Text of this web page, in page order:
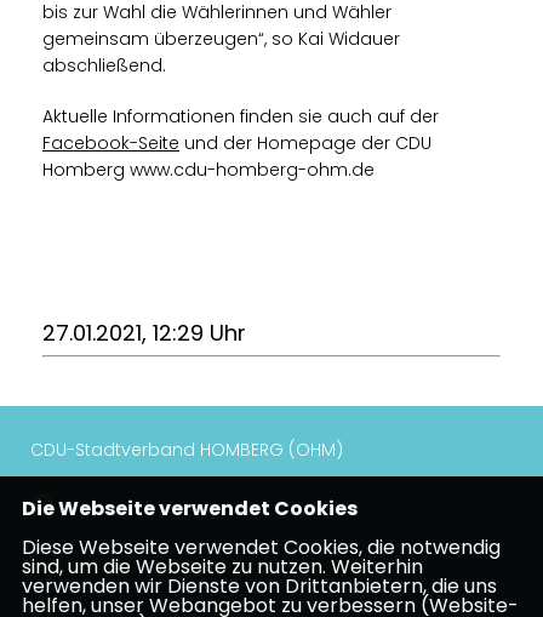
bis zur Wahl die Wählerinnen und Wähler
gemeinsam überzeugen“, so Kai Widauer
abschließend.
Aktuelle Informationen finden sie auch auf der
Facebook-Seite und der Homepage der CDU
Homberg www.cdu-homberg-ohm.de
27.01.2021, 12:29 Uhr
CDU-Stadtverband HOMBERG (OHM)
Impressum Datenschutz Kontakt
Die Webseite verwendet Cookies
Diese Webseite verwendet Cookies, die notwendig
sind, um die Webseite zu nutzen. Weiterhin
verwenden wir Dienste von Drittanbietern, die uns
helfen, unser Webangebot zu verbessern (Website-